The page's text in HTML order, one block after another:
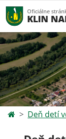
Oficiálne
KLIN
Deň detí